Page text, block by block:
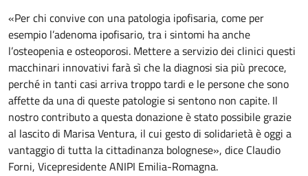
«Per chi convive con una patologia ipofisaria, come per
esempio l’adenoma ipofisario, tra i sintomi ha anche
l’osteopenia e osteoporosi. Mettere a servizio dei clinici questi
macchinari innovativi farà sì che la diagnosi sia più precoce,
perché in tanti casi arriva troppo tardi e le persone che sono
affette da una di queste patologie si sentono non capite. Il
nostro contributo a questa donazione è stato possibile grazie
al lascito di Marisa Ventura, il cui gesto di solidarietà è oggi a
vantaggio di tutta la cittadinanza bolognese», dice Claudio
Forni, Vicepresidente ANIPI Emilia-Romagna.